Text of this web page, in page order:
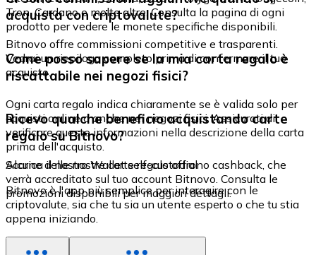
Tron, Cardano e molte altre. Consulta la pagina di ogni
prodotto per vedere le monete specifiche disponibili.
acquista con criptovalute?
Bitnovo offre commissioni competitive e trasparenti.
Vedrai un riepilogo completo prima di confermare il tuo
acquisto.
Come posso sapere se la mia carta regalo è
riscattabile nei negozi fisici?
Ogni carta regalo indica chiaramente se è valida solo per
acquisti online o anche nei negozi fisici. Assicurati di
verificare queste informazioni nella descrizione della carta
prima dell'acquisto.
Ricevo qualche beneficio acquistando carte
regalo su Bitnovo?
Alcune delle nostre carte regalo offrono cashback, che
verrà accreditato sul tuo account Bitnovo. Consulta le
promozioni disponibili per maggiori dettagli.
Scarica il nostro Wallet self-custodial
Bitnovo è l'app più semplice per interagire con le
criptovalute, sia che tu sia un utente esperto o che tu stia
appena iniziando.